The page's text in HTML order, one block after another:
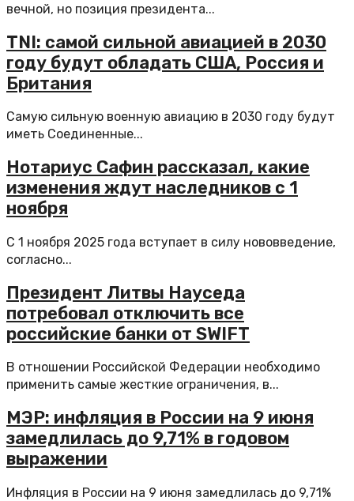
вечной, но позиция президента...
TNI: самой сильной авиацией в 2030
году будут обладать США, Россия и
Британия
Самую сильную военную авиацию в 2030 году будут
иметь Соединенные...
Нотариус Сафин рассказал, какие
изменения ждут наследников с 1
ноября
С 1 ноября 2025 года вступает в силу нововведение,
согласно...
Президент Литвы Науседа
потребовал отключить все
российские банки от SWIFT
В отношении Российской Федерации необходимо
применить самые жесткие ограничения, в...
МЭР: инфляция в России на 9 июня
замедлилась до 9,71% в годовом
выражении
Инфляция в России на 9 июня замедлилась до 9,71%